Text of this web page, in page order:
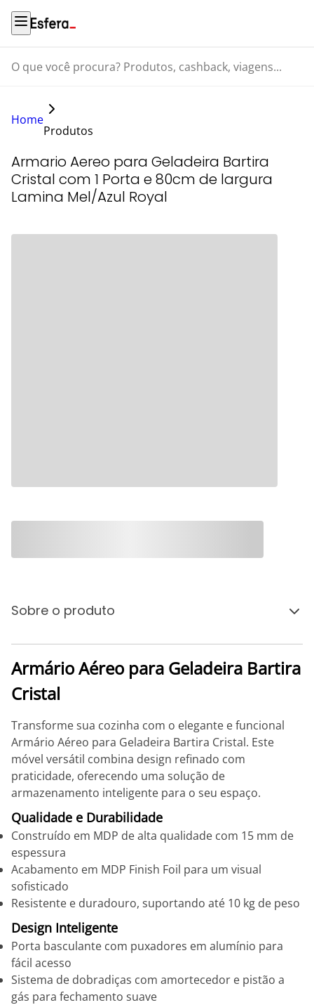
O que você procura? Produtos, cashback, viagens...
Home
Produtos
Armario Aereo para Geladeira Bartira
Cristal com 1 Porta e 80cm de largura
Lamina Mel/Azul Royal
Sobre o produto
Armário Aéreo para Geladeira Bartira
Cristal
Transforme sua cozinha com o elegante e funcional
Armário Aéreo para Geladeira Bartira Cristal. Este
móvel versátil combina design refinado com
praticidade, oferecendo uma solução de
armazenamento inteligente para o seu espaço.
Qualidade e Durabilidade
Construído em MDP de alta qualidade com 15 mm de
espessura
Acabamento em MDP Finish Foil para um visual
sofisticado
Resistente e duradouro, suportando até 10 kg de peso
Design Inteligente
Porta basculante com puxadores em alumínio para
fácil acesso
Sistema de dobradiças com amortecedor e pistão a
gás para fechamento suave